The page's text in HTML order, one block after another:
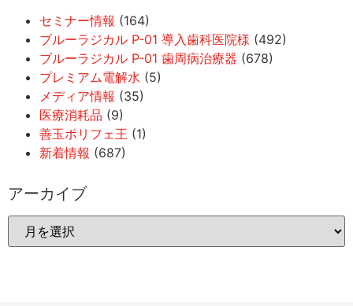
セミナー情報 (164)
ブルーラジカル P-01 導入歯科医院様 (492)
ブルーラジカル P-01 歯周病治療器 (678)
プレミアム電解水 (5)
メディア情報 (35)
医療消耗品 (9)
善玉ポリフェ王 (1)
新着情報 (687)
アーカイブ